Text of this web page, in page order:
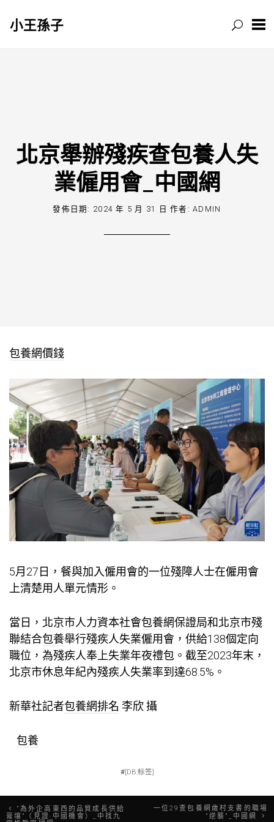
小王孫子
北京舉辦殘疾查包養人失
業僱用會_中國網
發佈日期: 2024 年 5 月 31 日 作者:ADMIN
包養網價錢
5月27日，餐與加入僱用會的一位殘障人士在僱用會
上清楚用人單元情形。
當日，北京市人力資本社會包養網保證局和北京市殘
聯結合包養舉行殘疾人失業僱用會，供給138個定向
職位，為殘疾人奉上失業年夜禮包。截至2023年末，
北京市休息年紀內殘疾人失業率到達68.5%。
新華社記者包養網排名 李欣 攝
包養
#[DB:标签]
文“為外企高東西的品質成長供給
膏壤”（見證·中國機會）_中找九
一位29查包養網歲村支書的職場
“逆襲”_中國網